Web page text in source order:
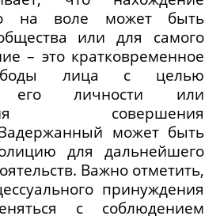
на воле может быть
или для самого
– это кратковременное
лица с целью
его личности или
совершения
может быть
для дальнейшего
Важно отметить,
принуждения
с соблюдением